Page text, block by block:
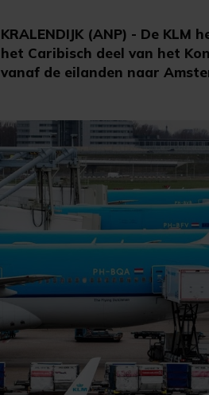
KRALENDIJK (ANP) - De
het Caribisch deel van het
vanaf de eilanden naar